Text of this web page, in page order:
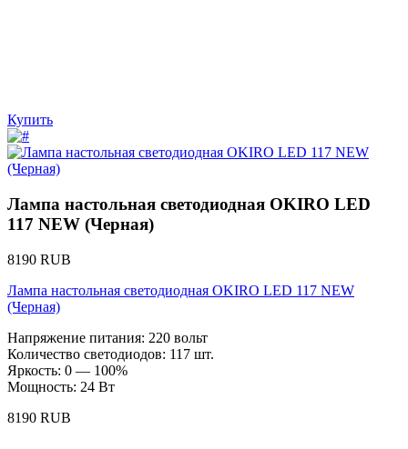
Купить
Лампа настольная светодиодная OKIRO LED
117 NEW (Черная)
8190 RUB
Лампа настольная светодиодная OKIRO LED 117 NEW
(Черная)
Напряжение питания: 220 вольт
Количество светодиодов: 117 шт.
Яркость: 0 — 100%
Мощность: 24 Вт
8190 RUB